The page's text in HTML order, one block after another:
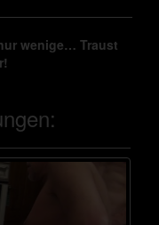
wenige… Traust